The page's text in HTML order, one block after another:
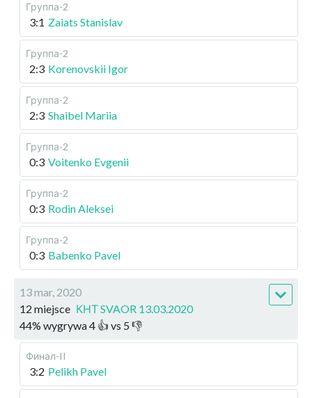
Группа-2
3:1 Zaiats Stanislav
Группа-2
2:3 Korenovskii Igor
Группа-2
2:3 Shaibel Mariia
Группа-2
0:3 Voitenko Evgenii
Группа-2
0:3 Rodin Aleksei
Группа-2
0:3 Babenko Pavel
13 mar, 2020
12 miejsce КНТ SVAOR 13.03.2020
44% wygrywa4 👍 vs 5 👎
Финал-II
3:2 Pelikh Pavel